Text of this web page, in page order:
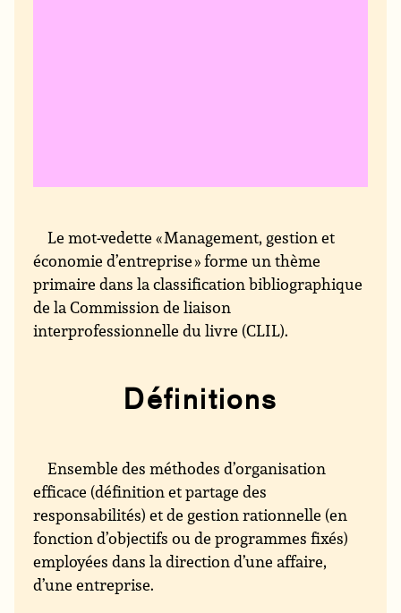
Le mot-vedette « Management, gestion et
économie d’entreprise » forme un thème
primaire dans la classification bibliographique
de la Commission de liaison
interprofessionnelle du livre (CLIL).
Définitions
Ensemble des méthodes d’organisation
efficace (définition et partage des
responsabilités) et de gestion rationnelle (en
fonction d’objectifs ou de programmes fixés)
employées dans la direction d’une affaire,
d’une entreprise.